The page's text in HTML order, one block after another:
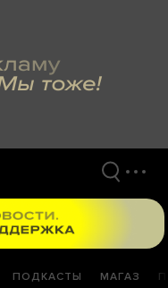
ПОДКАСТЫ МАГАЗ